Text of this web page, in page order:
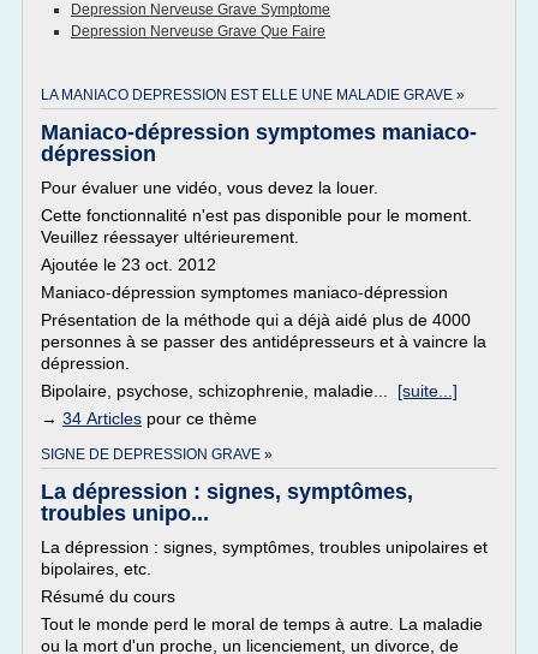
Depression Nerveuse Grave Symptome
Depression Nerveuse Grave Que Faire
LA MANIACO DEPRESSION EST ELLE UNE MALADIE GRAVE »
Maniaco-dépression symptomes maniaco-
dépression
Pour évaluer une vidéo, vous devez la louer.
Cette fonctionnalité n'est pas disponible pour le moment.
Veuillez réessayer ultérieurement.
Ajoutée le 23 oct. 2012
Maniaco-dépression symptomes maniaco-dépression
Présentation de la méthode qui a déjà aidé plus de 4000
personnes à se passer des antidépresseurs et à vaincre la
dépression.
Bipolaire, psychose, schizophrenie, maladie... [suite...]
→ 34 Articles pour ce thème
SIGNE DE DEPRESSION GRAVE »
La dépression : signes, symptômes,
troubles unipo...
La dépression : signes, symptômes, troubles unipolaires et
bipolaires, etc.
Résumé du cours
Tout le monde perd le moral de temps à autre. La maladie
ou la mort d'un proche, un licenciement, un divorce, de